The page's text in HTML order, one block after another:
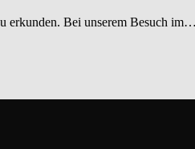
erkunden. Bei unserem Besuch im…